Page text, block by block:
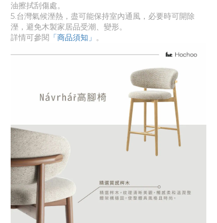
油擦拭刮傷處。
5.台灣氣候溼熱，盡可能保持室內通風，必要時可開除
溼，避免木製家居品受潮、變形。
詳情可參閱 「商品須知 」 。